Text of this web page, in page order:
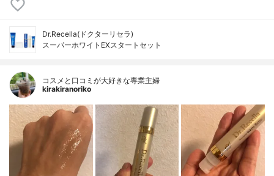
Dr.Recella(ドクターリセラ)
スーパーホワイトEXスタートセット
コスメと口コミが大好きな専業主婦
kirakiranoriko